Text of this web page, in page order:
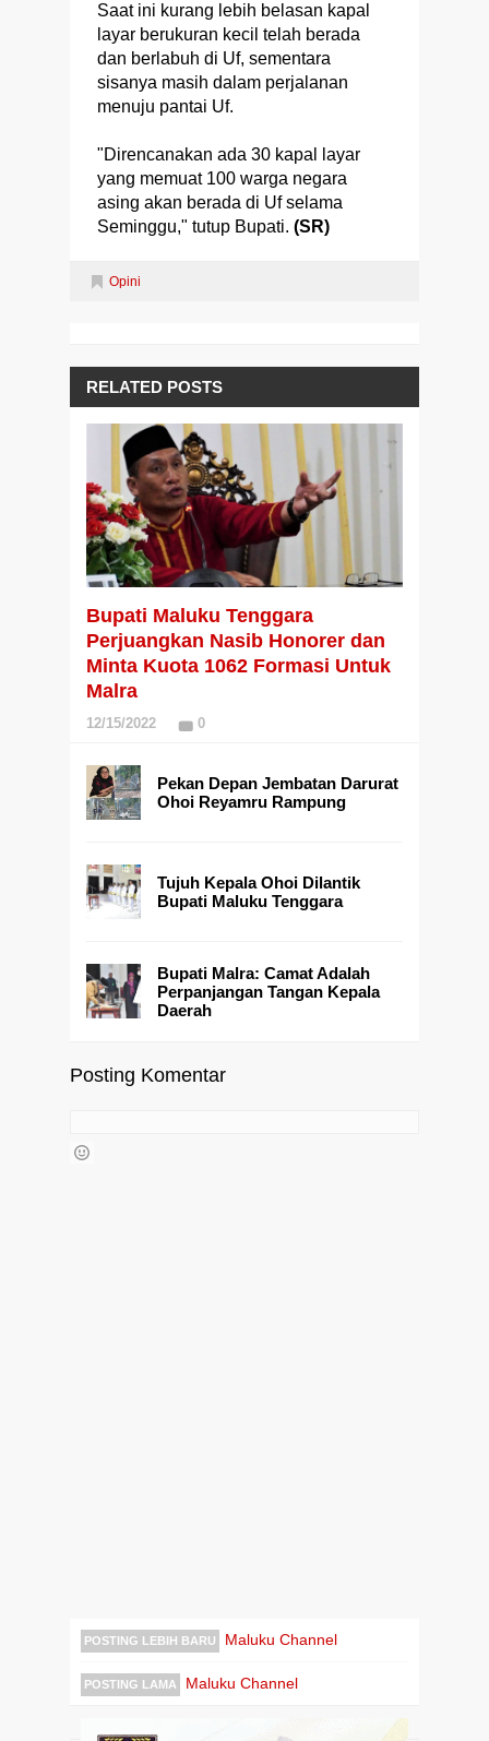
Saat ini kurang lebih belasan kapal
layar berukuran kecil telah berada
dan berlabuh di Uf, sementara
sisanya masih dalam perjalanan
menuju pantai Uf.
"Direncanakan ada 30 kapal layar
yang memuat 100 warga negara
asing akan berada di Uf selama
Seminggu," tutup Bupati. (SR)
Opini
RELATED POSTS
Bupati Maluku Tenggara
Perjuangkan Nasib Honorer dan
Minta Kuota 1062 Formasi Untuk
Malra
12/15/2022 0
Pekan Depan Jembatan Darurat
Ohoi Reyamru Rampung
Tujuh Kepala Ohoi Dilantik
Bupati Maluku Tenggara
Bupati Malra: Camat Adalah
Perpanjangan Tangan Kepala
Daerah
Posting Komentar
POSTING LEBIH BARU Maluku Channel
POSTING LAMA Maluku Channel